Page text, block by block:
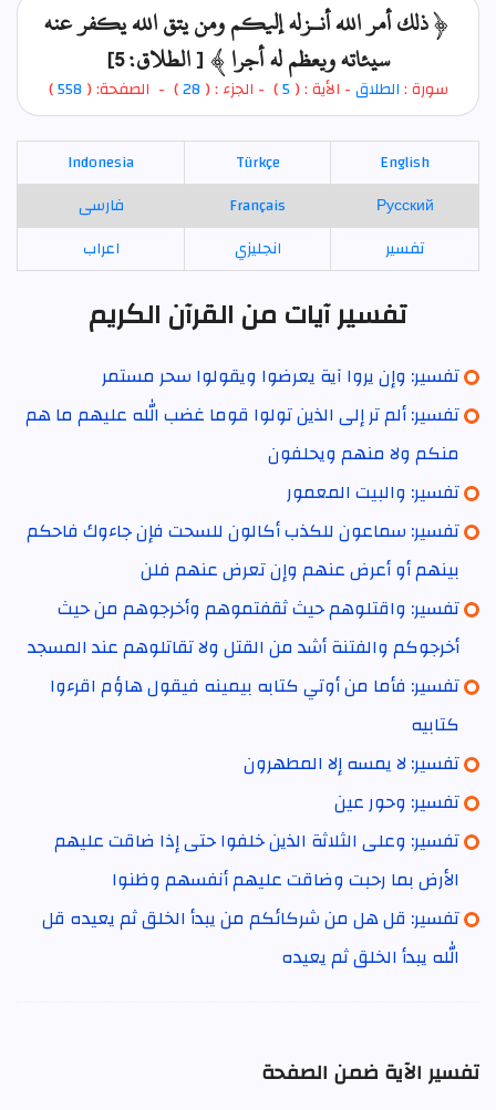
﴿ ذلك أمر الله أنـزله إليكم ومن يتق الله يكفر عنه
سيئاته ويعظم له أجرا ﴾ [ الطلاق: 5]
سورة :الطلاق- الأية : ( 5
) - الجزء : ( 28) - الصفحة: ( 558
)
English
Türkçe
Indonesia
Русский
Français
فارسی
تفسير
انجليزي اعراب
تفسير آيات من القرآن الكريم
تفسير: وإن يروا آية يعرضوا ويقولوا سحر مستمر
تفسير: ألم تر إلى الذين تولوا قوما غضب الله عليهم ما هم
منكم ولا منهم ويحلفون
تفسير: والبيت المعمور
تفسير: سماعون للكذب أكالون للسحت فإن جاءوك فاحكم
بينهم أو أعرض عنهم وإن تعرض عنهم فلن
تفسير: واقتلوهم حيث ثقفتموهم وأخرجوهم من حيث
أخرجوكم والفتنة أشد من القتل ولا تقاتلوهم عند المسجد
تفسير: فأما من أوتي كتابه بيمينه فيقول هاؤم اقرءوا
كتابيه
تفسير: لا يمسه إلا المطهرون
تفسير: وحور عين
تفسير: وعلى الثلاثة الذين خلفوا حتى إذا ضاقت عليهم
الأرض بما رحبت وضاقت عليهم أنفسهم وظنوا
تفسير: قل هل من شركائكم من يبدأ الخلق ثم يعيده قل
الله يبدأ الخلق ثم يعيده
تفسير الآية ضمن الصفحة